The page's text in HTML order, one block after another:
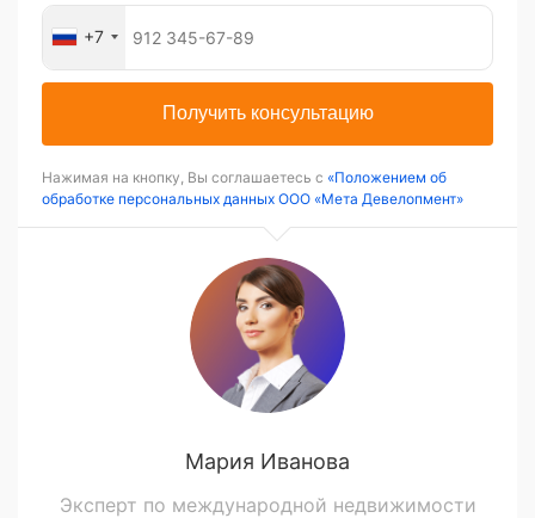
+7
Получить консультацию
Нажимая на кнопку, Вы соглашаетесь с «Положением об
обработке персональных данных ООО «Мета Девелопмент»
Мария Иванова
Эксперт по международной недвижимости